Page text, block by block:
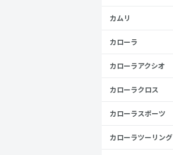
カムリ
カローラ
カローラアクシオ
カローラクロス
カローラスポーツ
カローラツーリング